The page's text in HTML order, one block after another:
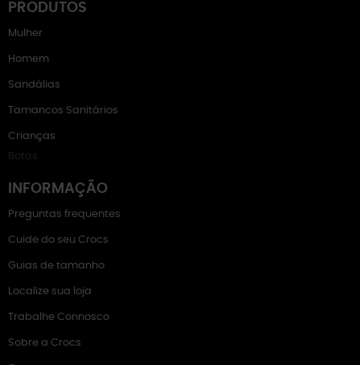
PRODUTOS
Mulher
Homem
Sandálias
Tamancos Sanitários
Crianças
Botas
INFORMAÇÃO
Preguntas frequentes
Cuide do seu Crocs
Guias de tamanho
Localize sua loja
Trabalhe Connosco
Sobre a Crocs